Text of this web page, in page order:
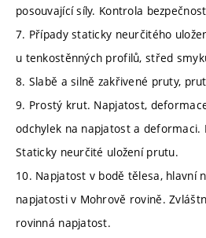
posouvající síly. Kontrola
7. Případy staticky neurčitého
u tenkostěnných profilů, střed
8. Slabě a silně zakřivené pruty,
9. Prostý krut. Napjatost,
odchylek na napjatost a deformaci.
Staticky neurčité uložení prutu.
10. Napjatost v bodě tělesa, hlavní
napjatosti v Mohrově rovině.
rovinná napjatost.